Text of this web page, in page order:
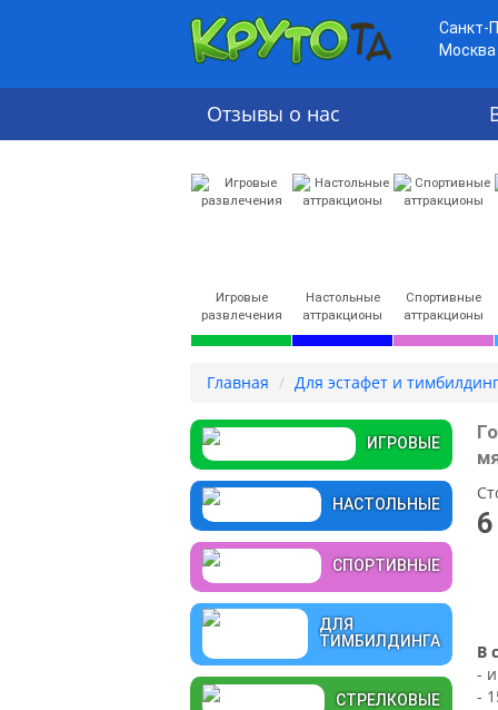
Санкт-
Москва
Отзывы о нас
Игровые
развлечения
Настольные
аттракционы
Спортивные
аттракционы
Главная Для эстафет и
ИГРОВЫЕ
НАСТОЛЬНЫЕ
СПОРТИВНЫЕ
ДЛЯ
ТИМБИЛДИНГА
СТРЕЛКОВЫЕ
В
-
-